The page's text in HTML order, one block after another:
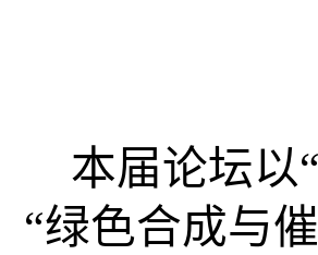
本届论坛以
“绿色合成与